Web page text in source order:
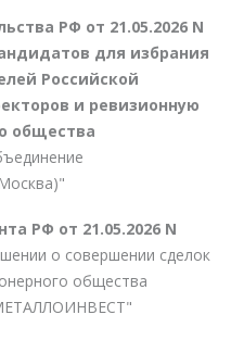
РФ от 21.05.2026 N
для избрания
Российской
и ревизионную
общества
РФ от 21.05.2026 N
о совершении сделок
общества